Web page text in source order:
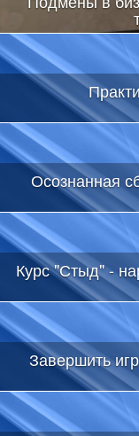
Осознанная
Курс "Стыд" -
Завершить